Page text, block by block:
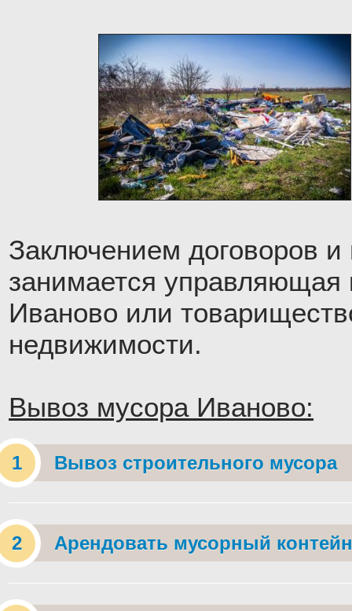
Заключением договоров
занимается
Иваново или
недвижимости.
Вывоз мусора Иваново:
Вывоз строительного мусора
Арендовать мусорный